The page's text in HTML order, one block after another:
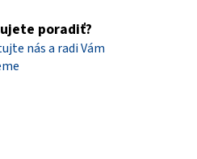
poradiť?
nás a radi Vám